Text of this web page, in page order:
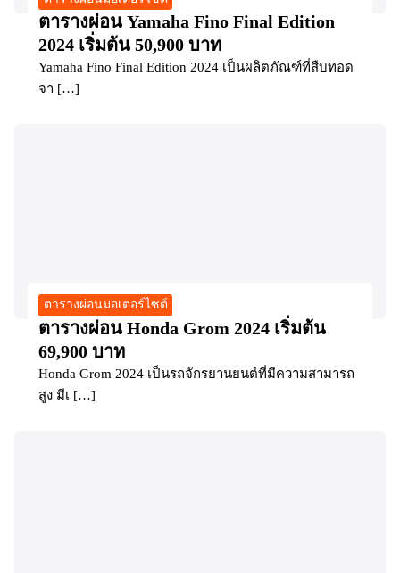
ตารางผ่อน Yamaha Fino Final Edition
2024 เริ่มต้น 50,900 บาท
Yamaha Fino Final Edition 2024 เป็นผลิตภัณฑ์ที่สืบทอด
จา […]
ตารางผ่อนมอเตอร์ไซต์
ตารางผ่อน Honda Grom 2024 เริ่มต้น
69,900 บาท
Honda Grom 2024 เป็นรถจักรยานยนต์ที่มีความสามารถ
สูง มีเ […]